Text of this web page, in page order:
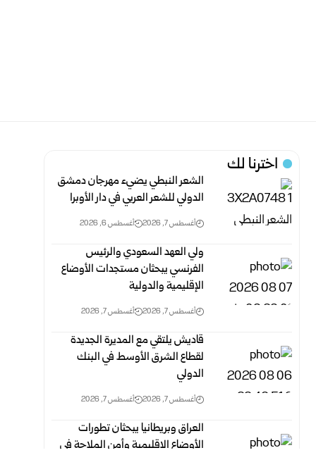
اخترنا لك
الشعر النبطي يضيء مهرجان دمشق
الدولي للشعر العربي في دار الأوبرا
أغسطس 7, 2026 أغسطس 6, 2026
ولي العهد السعودي والرئيس
الفرنسي يبحثان مستجدات الأوضاع
الإقليمية والدولية
أغسطس 7, 2026 أغسطس 7, 2026
قاديش يلتقي مع المديرة الجديدة
لقطاع الشرق الأوسط في البنك
الدولي
أغسطس 7, 2026 أغسطس 7, 2026
العراق وبريطانيا يبحثان تطورات
الأوضاع الإقليمية وأمن الملاحة في